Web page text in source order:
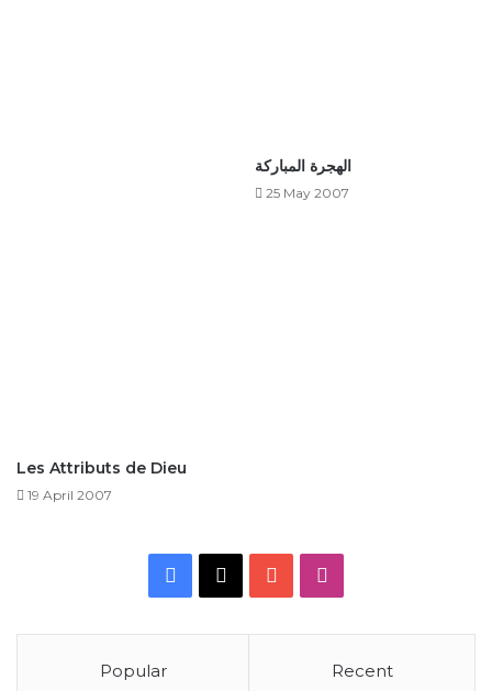
الهجرة المباركة
25 May 2007
Les Attributs de Dieu
19 April 2007
Facebook
X YouTube
Popular Recent